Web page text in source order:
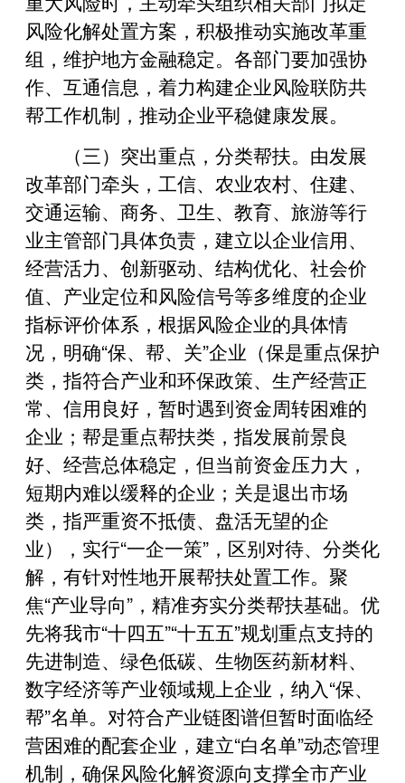
风险化解处置方案，积极推动实施改革重
组，维护地方金融稳定。各部门要加强协
作、互通信息，着力构建企业风险联防共
帮工作机制，推动企业平稳健康发展。
（三）突出重点，分类帮扶。由发展
改革部门牵头，工信、农业农村、住建、
交通运输、商务、卫生、教育、旅游等行
业主管部门具体负责，建立以企业信用、
经营活力、创新驱动、结构优化、社会价
值、产业定位和风险信号等多维度的企业
指标评价体系，根据风险企业的具体情
况，明确“保、帮、关”企业（保是重点保护
类，指符合产业和环保政策、生产经营正
常、信用良好，暂时遇到资金周转困难的
企业；帮是重点帮扶类，指发展前景良
好、经营总体稳定，但当前资金压力大，
短期内难以缓释的企业；关是退出市场
类，指严重资不抵债、盘活无望的企
业），实行“一企一策”，区别对待、分类化
解，有针对性地开展帮扶处置工作。聚
焦“产业导向”，精准夯实分类帮扶基础。优
先将我市“十四五”“十五五”规划重点支持的
先进制造、绿色低碳、生物医药新材料、
数字经济等产业领域规上企业，纳入“保、
帮”名单。对符合产业链图谱但暂时面临经
营困难的配套企业，建立“白名单”动态管理
机制，确保风险化解资源向支撑全市产业